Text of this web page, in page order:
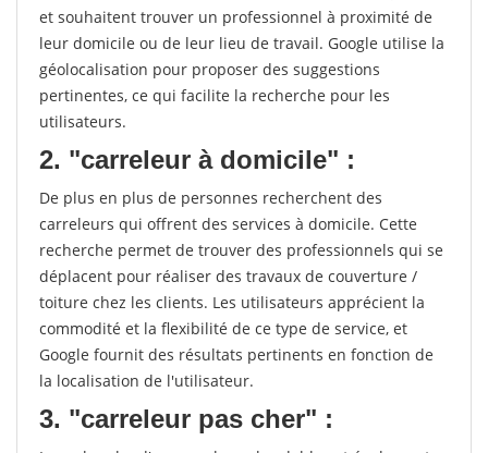
et souhaitent trouver un professionnel à proximité de
leur domicile ou de leur lieu de travail. Google utilise la
géolocalisation pour proposer des suggestions
pertinentes, ce qui facilite la recherche pour les
utilisateurs.
2. "carreleur à domicile" :
De plus en plus de personnes recherchent des
carreleurs qui offrent des services à domicile. Cette
recherche permet de trouver des professionnels qui se
déplacent pour réaliser des travaux de couverture /
toiture chez les clients. Les utilisateurs apprécient la
commodité et la flexibilité de ce type de service, et
Google fournit des résultats pertinents en fonction de
la localisation de l'utilisateur.
3. "carreleur pas cher" :